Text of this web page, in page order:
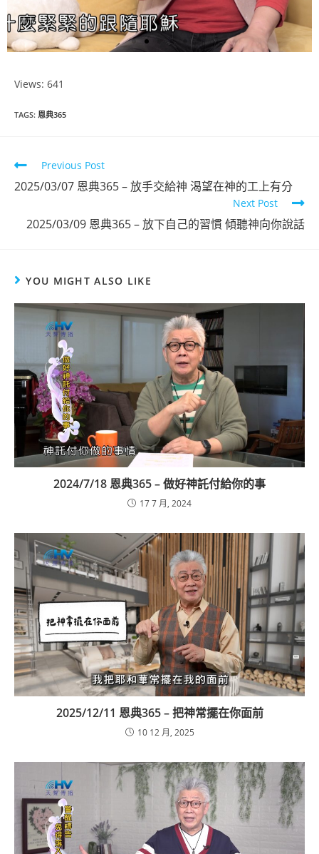
Views: 641
TAGS: 恩典365
Previous Post
2025/03/07 恩典365 – 放手交給神 渴望在神的工上有分
Next Post
2025/03/09 恩典365 – 放下自己的習慣 傾聽神向你說話
YOU MIGHT ALSO LIKE
2024/7/18 恩典365 – 做好神託付給你的事
17 7 月, 2024
2025/12/11 恩典365 – 把神常擺在你面前
10 12 月, 2025